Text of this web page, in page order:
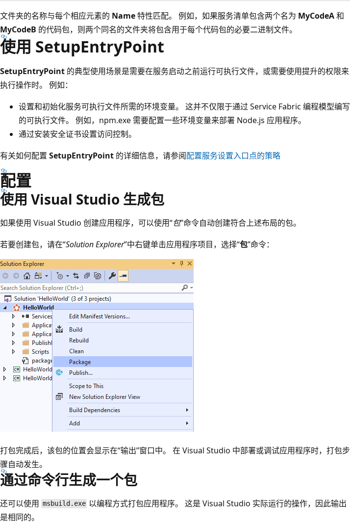
文件夹的名称与每个相应元素的 Name特性匹配。 例如，如果服务清单包含两个名为 MyCodeA和
MyCodeB 的代码包，则两个同名的文件夹将包含用于每个代码包的必要二进制文件。
使用 SetupEntryPoint
SetupEntryPoint 的典型使用场景是需要在服务启动之前运行可执行文件，或需要使用提升的权限来
执行操作时。 例如：
设置和初始化服务可执行文件所需的环境变量。 这并不仅限于通过 Service Fabric 编程模型编写
的可执行文件。 例如，npm.exe 需要配置一些环境变量来部署 Node.js 应用程序。
通过安装安全证书设置访问控制。
有关如何配置 SetupEntryPoint 的详细信息，请参阅配置服务设置入口点的策略
配置
使用 Visual Studio 生成包
如果使用 Visual Studio 创建应用程序，可以使用“包”命令自动创建符合上述布局的包。
若要创建包，请在“Solution Explorer”中右键单击应用程序项目，选择“包”命令：
打包完成后，该包的位置会显示在“输出”窗口中。 在 Visual Studio 中部署或调试应用程序时，打包步
骤自动发生。
通过命令行生成一个包
还可以使用 msbuild.exe 以编程方式打包应用程序。 这是 Visual Studio 实际运行的操作，因此输出
是相同的。